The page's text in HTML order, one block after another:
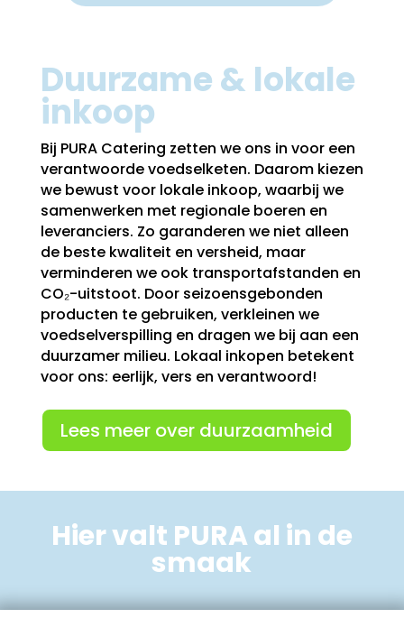
Duurzame & lokale
inkoop
Bij PURA Catering zetten we ons in voor een
verantwoorde voedselketen. Daarom kiezen
we bewust voor lokale inkoop, waarbij we
samenwerken met regionale boeren en
leveranciers. Zo garanderen we niet alleen
de beste kwaliteit en versheid, maar
verminderen we ook transportafstanden en
CO₂-uitstoot. Door seizoensgebonden
producten te gebruiken, verkleinen we
voedselverspilling en dragen we bij aan een
duurzamer milieu. Lokaal inkopen betekent
voor ons: eerlijk, vers en verantwoord!
Lees meer over duurzaamheid
Hier valt PURA al in de
smaak